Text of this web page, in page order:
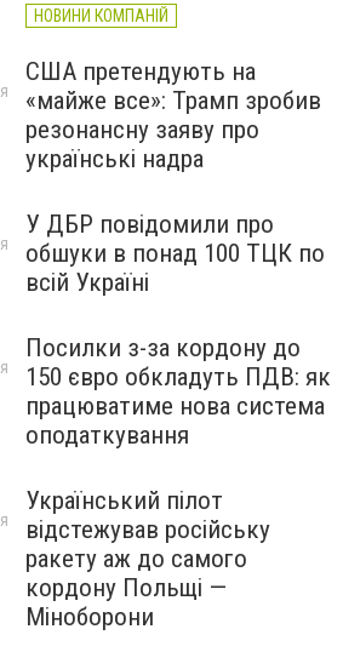
НОВИНИ КОМПАНІЙ
США претендують на
«майже все»: Трамп зробив
резонансну заяву про
українські надра
У ДБР повідомили про
обшуки в понад 100 ТЦК по
всій Україні
Посилки з-за кордону до
150 євро обкладуть ПДВ: як
працюватиме нова система
оподаткування
Український пілот
відстежував російську
ракету аж до самого
кордону Польщі —
Міноборони